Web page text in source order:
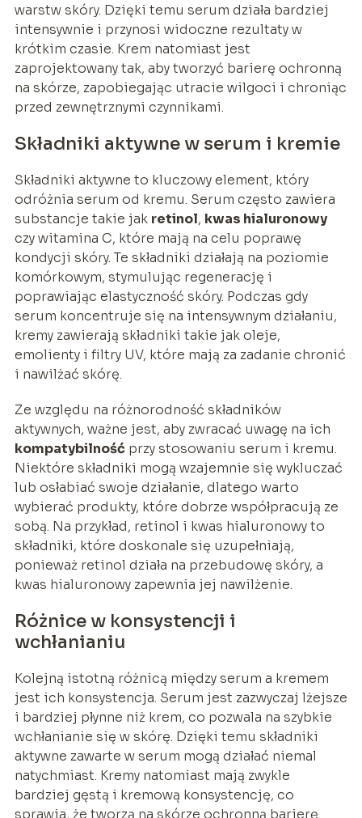
warstw skóry. Dzięki temu serum działa bardziej
intensywnie i przynosi widoczne rezultaty w
krótkim czasie. Krem natomiast jest
zaprojektowany tak, aby tworzyć barierę ochronną
na skórze, zapobiegając utracie wilgoci i chroniąc
przed zewnętrznymi czynnikami.
Składniki aktywne w serum i kremie
Składniki aktywne to kluczowy element, który
odróżnia serum od kremu. Serum często zawiera
substancje takie jak retinol, kwas hialuronowy
czy witamina C, które mają na celu poprawę
kondycji skóry. Te składniki działają na poziomie
komórkowym, stymulując regenerację i
poprawiając elastyczność skóry. Podczas gdy
serum koncentruje się na intensywnym działaniu,
kremy zawierają składniki takie jak oleje,
emolienty i filtry UV, które mają za zadanie chronić
i nawilżać skórę.
Ze względu na różnorodność składników
aktywnych, ważne jest, aby zwracać uwagę na ich
kompatybilnośćprzy stosowaniu serum i kremu.
Niektóre składniki mogą wzajemnie się wykluczać
lub osłabiać swoje działanie, dlatego warto
wybierać produkty, które dobrze współpracują ze
sobą. Na przykład, retinol i kwas hialuronowy to
składniki, które doskonale się uzupełniają,
ponieważ retinol działa na przebudowę skóry, a
kwas hialuronowy zapewnia jej nawilżenie.
Różnice w konsystencji i
wchłanianiu
Kolejną istotną różnicą między serum a kremem
jest ich konsystencja. Serum jest zazwyczaj lżejsze
i bardziej płynne niż krem, co pozwala na szybkie
wchłanianie się w skórę. Dzięki temu składniki
aktywne zawarte w serum mogą działać niemal
natychmiast. Kremy natomiast mają zwykle
bardziej gęstą i kremową konsystencję, co
sprawia, że tworzą na skórze ochronną barierę.